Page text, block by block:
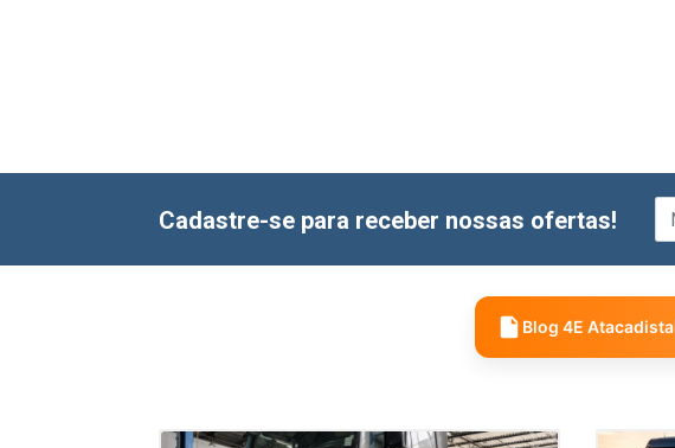
Cadastre-se para receber nossas ofertas!
Blog 4E Atacadista